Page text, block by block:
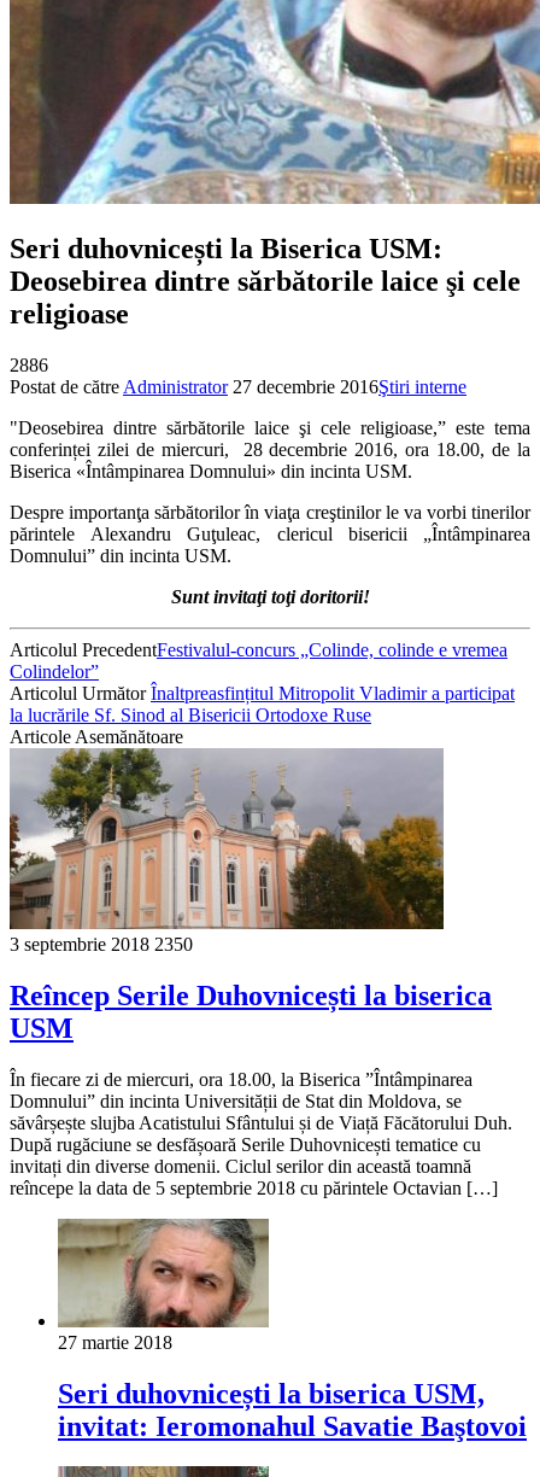
Seri duhovnicești la Biserica USM:
Deosebirea dintre sărbătorile laice şi cele
religioase
2886
Postat de către Administrator 27 decembrie 2016Ştiri interne
"Deosebirea dintre sărbătorile laice şi cele religioase,” este tema
conferinței zilei de miercuri, 28 decembrie 2016, ora 18.00, de la
Biserica «Întâmpinarea Domnului» din incinta USM.
Despre importanţa sărbătorilor în viaţa creştinilor le va vorbi tinerilor
părintele Alexandru Guţuleac, clericul bisericii „Întâmpinarea
Domnului” din incinta USM.
Sunt invitaţi toţi doritorii!
Articolul PrecedentFestivalul-concurs „Colinde, colinde e vremea
Colindelor”
Articolul UrmătorÎnaltpreasfințitul Mitropolit Vladimir a participat
la lucrările Sf. Sinod al Bisericii Ortodoxe Ruse
Articole Asemănătoare
3 septembrie 2018 2350
Reîncep Serile Duhovnicești la biserica
USM
În fiecare zi de miercuri, ora 18.00, la Biserica ”Întâmpinarea
Domnului” din incinta Universității de Stat din Moldova, se
săvârșește slujba Acatistului Sfântului și de Viață Făcătorului Duh.
După rugăciune se desfășoară Serile Duhovnicești tematice cu
invitați din diverse domenii. Ciclul serilor din această toamnă
reîncepe la data de 5 septembrie 2018 cu părintele Octavian […]
27 martie 2018
Seri duhovnicești la biserica USM,
invitat: Ieromonahul Savatie Baştovoi